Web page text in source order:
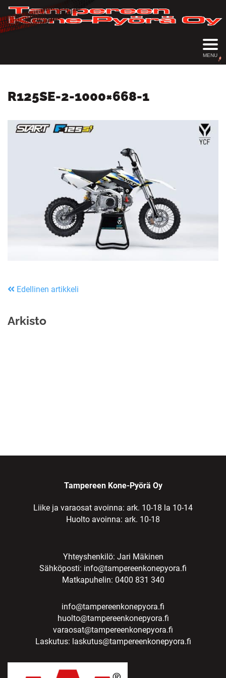
MENU
R125SE-2-1000×668-1
Edellinen artikkeli
Arkisto
Tampereen Kone-Pyörä Oy
Liike ja varaosat avoinna: ark. 10-18 la 10-14
Huolto avoinna: ark. 10-18
Yhteyshenkilö: Jari Mäkinen
Sähköposti: info@tampereenkonepyora.fi
Matkapuhelin: 0400 831 340
info@tampereenkonepyora.fi
huolto@tampereenkonepyora.fi
varaosat@tampereenkonepyora.fi
Laskutus: laskutus@tampereenkonepyora.fi